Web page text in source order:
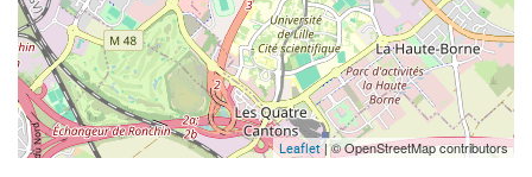
Leaflet| © OpenStreetMap contributors